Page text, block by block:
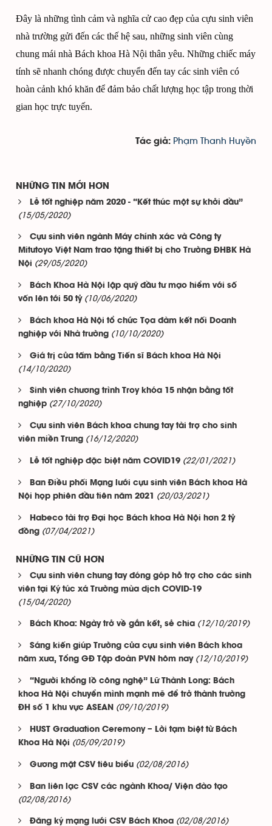
Đây là những tình cảm và nghĩa cử cao đẹp của cựu sinh viên
nhà trường gửi đến các thế hệ sau, những sinh viên cùng
chung mái nhà Bách khoa Hà Nội thân yêu. Những chiếc máy
tính sẽ nhanh chóng được chuyển đến tay các sinh viên có
hoàn cảnh khó khăn để đảm bảo chất lượng học tập trong thời
gian học trực tuyến.
Tác giả: Phạm Thanh Huyền
NHỮNG TIN MỚI HƠN
Lễ tốt nghiệp năm 2020 - “Kết thúc một sự khởi đầu”
(15/05/2020)
Cựu sinh viên ngành Máy chính xác và Công ty
Mitutoyo Việt Nam trao tặng thiết bị cho Trường ĐHBK Hà
Nội (29/05/2020)
Bách Khoa Hà Nội lập quỹ đầu tư mạo hiểm với số
vốn lên tới 50 tỷ (10/06/2020)
Bách khoa Hà Nội tổ chức Tọa đàm kết nối Doanh
nghiệp với Nhà trường (10/10/2020)
Giá trị của tấm bằng Tiến sĩ Bách khoa Hà Nội
(14/10/2020)
Sinh viên chương trình Troy khóa 15 nhận bằng tốt
nghiệp (27/10/2020)
Cựu sinh viên Bách khoa chung tay tài trợ cho sinh
viên miền Trung (16/12/2020)
Lễ tốt nghiệp đặc biệt năm COVID19 (22/01/2021)
Ban Điều phối Mạng lưới cựu sinh viên Bách khoa Hà
Nội họp phiên đầu tiên năm 2021
(20/03/2021)
Habeco tài trợ Đại học Bách khoa Hà Nội hơn 2 tỷ
đồng (07/04/2021)
NHỮNG TIN CŨ HƠN
Cựu sinh viên chung tay đóng góp hỗ trợ cho các sinh
viên tại Ký túc xá Trường mùa dịch COVID-19
(15/04/2020)
Bách Khoa: Ngày trở về gắn kết, sẻ chia (12/10/2019)
Sáng kiến giúp Trường của cựu sinh viên Bách khoa
năm xưa, Tổng GĐ Tập đoàn PVN hôm nay (12/10/2019)
“Người khổng lồ công nghệ” Lữ Thành Long: Bách
khoa Hà Nội chuyển mình mạnh mẽ để trở thành trường
ĐH số 1 khu vực ASEAN
(09/10/2019)
HUST Graduation Ceremony – Lời tạm biệt từ Bách
Khoa Hà Nội (05/09/2019)
Gương mặt CSV tiêu biểu (02/08/2016)
Ban liên lạc CSV các ngành Khoa/ Viện đào tạo
(02/08/2016)
Đăng ký mạng lưới CSV Bách Khoa (02/08/2016)